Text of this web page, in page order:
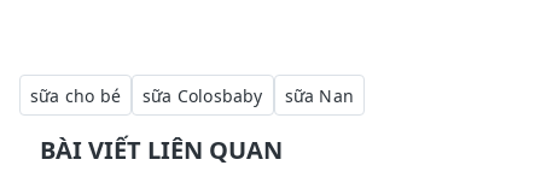
sữa cho bé sữa Colosbaby sữa Nan
BÀI VIẾT LIÊN QUAN